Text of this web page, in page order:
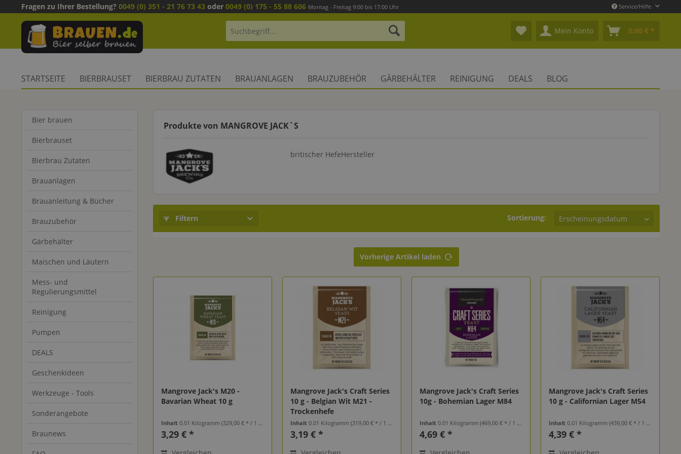
Fragen zu Ihrer Bestellung? 0049 (0) 351 - 21 76 73 43 oder 0049 (0) 175 - 55 88 606 Montag - Freitag 9:00 bis 17:00 Uhr Service/Hilfe
Mein Konto 0,00 € *
STARTSEITE BIERBRAUSET BIERBRAU ZUTATEN BRAUANLAGEN BRAUZUBEHÖR GÄRBEHÄLTER REINIGUNG DEALS BLOG
Bier brauen
Bierbrauset
Bierbrau Zutaten
Brauanlagen
Brauanleitung & Bücher
Brauzubehör
Gärbehälter
Maischen und Läutern
Mess- und
Regulierungsmittel
Reinigung
Pumpen
DEALS
Geschenkideen
Werkzeuge - Tools
Sonderangebote
Braunews
Produkte von MANGROVE JACK`S
britischer HefeHersteller
Filtern Sortierung:
Vorherige Artikel laden
Mangrove Jack's M20 -
Bavarian Wheat 10 g
Inhalt0.01 Kilogramm(329,00 € * / 1 Kilogramm)
3,29 € *
Mangrove Jack's Craft Series
10 g - Belgian Wit M21 -
Trockenhefe
Inhalt0.01 Kilogramm(319,00 € * / 1 Kilogramm)
3,19 € *
Mangrove Jack's Craft Series
10g - Bohemian Lager M84
Inhalt0.01 Kilogramm(469,00 € * / 1 Kilogramm)
4,69 € *
Mangrove Jack's Craft Series
10 g - Californian Lager M54
Inhalt0.01 Kilogramm(439,00 € * / 1 Kilogramm)
4,39 € *